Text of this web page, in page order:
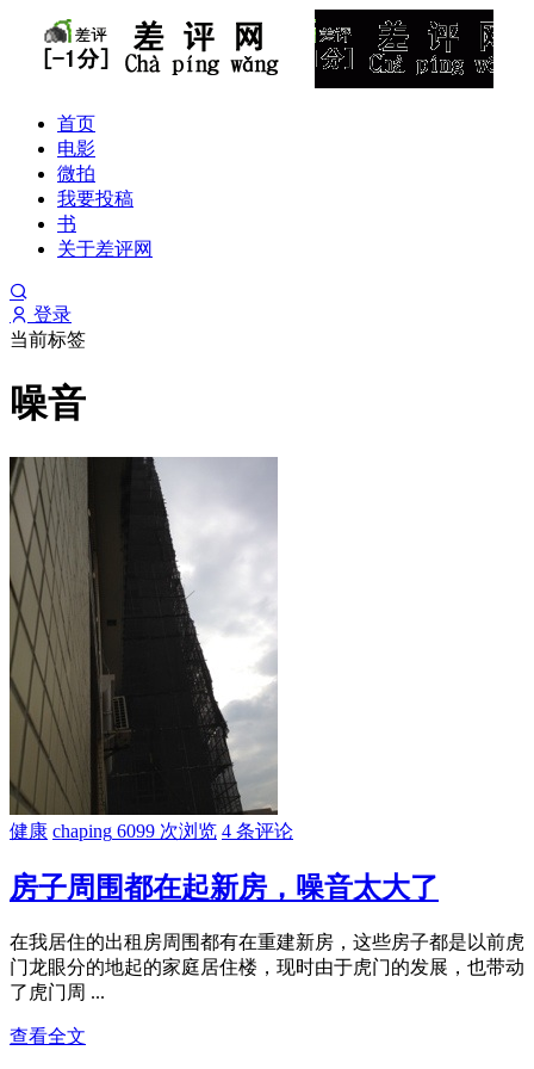
首页
电影
微拍
我要投稿
书
关于差评网
登录
当前标签
噪音
健康 chaping 6099 次浏览 4 条评论
房子周围都在起新房，噪音太大了
在我居住的出租房周围都有在重建新房，这些房子都是以前虎
门龙眼分的地起的家庭居住楼，现时由于虎门的发展，也带动
了虎门周 ...
查看全文